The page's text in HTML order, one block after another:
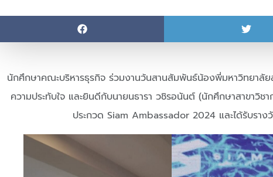
นักศึกษาคณะบริหารธุรกิจ ร่วมงานว้นสานสัมพันธ์น้องพี่มหาวิทยาลั
ความประทับใจ และยินดีกับนายนธารา วชิรอนันต์ (นักศึกษาสาขาวิ
ประกวด Siam Ambassador 2024 และได้รับราง